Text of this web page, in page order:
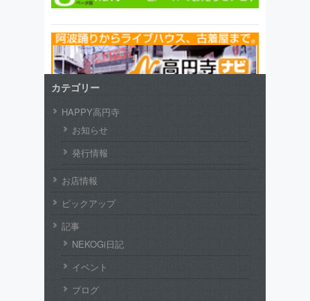
カテゴリー
HAPPY高円寺
お知らせ
発行情報
お店情報
ピックアップ
記事
NEKOGi日記
イベント
ブログ